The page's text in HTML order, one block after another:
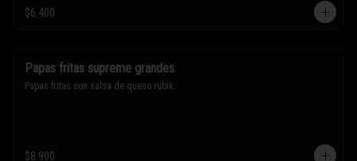
$6.400
Papas fritas supreme grandes
Papas fritas con salsa de queso rubik.
$8.900